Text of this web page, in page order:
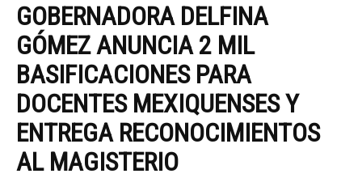
GOBERNADORA DELFINA
GÓMEZ ANUNCIA 2 MIL
BASIFICACIONES PARA
DOCENTES MEXIQUENSES Y
ENTREGA RECONOCIMIENTOS
AL MAGISTERIO